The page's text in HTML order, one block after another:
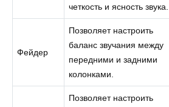
четкость и ясность звука.
Фейдер
Позволяет настроить
баланс звучания между
передними и задними
колонками.
Позволяет настроить